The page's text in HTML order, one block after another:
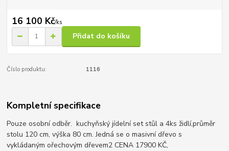
16 100 Kč/ks
Přidat do košíku
Číslo produktu: 1116
Kompletní specifikace
Pouze osobní odběr. kuchyňský jídelní set stůl a 4ks židlí,průměr
stolu 120 cm, výška 80 cm. Jedná se o masivní dřevo s
vykládaným ořechovým dřevem2 CENA 17900 KČ,